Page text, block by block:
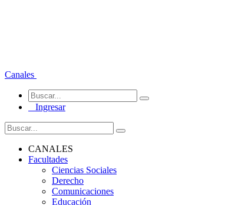
Canales
Ingresar
CANALES
Facultades
Ciencias Sociales
Derecho
Comunicaciones
Educación